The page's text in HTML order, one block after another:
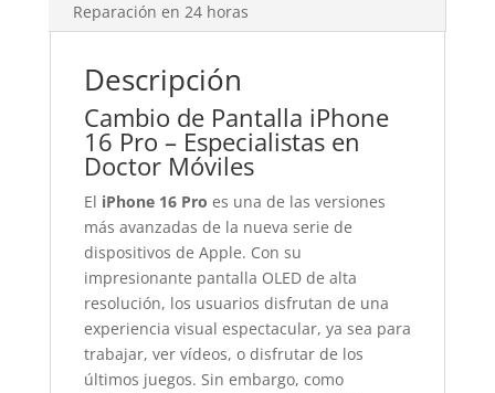
Reparación en 24 horas
Descripción
Cambio de Pantalla iPhone
16 Pro – Especialistas en
Doctor Móviles
El iPhone 16 Pro es una de las versiones
más avanzadas de la nueva serie de
dispositivos de Apple. Con su
impresionante pantalla OLED de alta
resolución, los usuarios disfrutan de una
experiencia visual espectacular, ya sea para
trabajar, ver vídeos, o disfrutar de los
últimos juegos. Sin embargo, como